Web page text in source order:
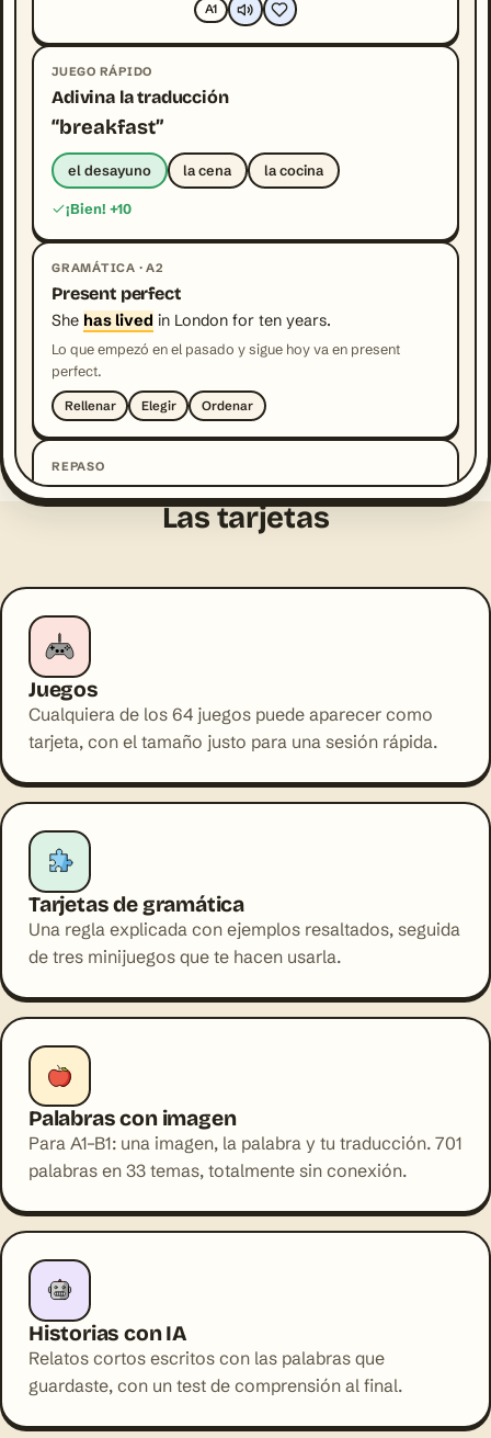
A1
JUEGO RÁPIDO
Adivina la traducción
“breakfast”
el desayuno la cena la cocina
¡Bien! +10
GRAMÁTICA · A2
Present perfect
She has lived in London for ten years.
Lo que empezó en el pasado y sigue hoy va en present
perfect.
Rellenar Elegir Ordenar
REPASO
¿Todavía te acuerdas de esta?
the breakfast
HISTORIA DE IA CON TUS PALABRAS
The Saturday Market
PALABRA DE TU NIVEL
the breakfast
JUEGO RÁPIDO
Adivina la traducción
“breakfast”
¡Bien! +10
GRAMÁTICA · A2
Present perfect
Shehas lived in London for ten years.
Lo que empezó en el pasado y sigue hoy va en present
Las tarjetas
Juegos
Cualquiera de los 64 juegos puede aparecer como
tarjeta, con el tamaño justo para una sesión rápida.
Tarjetas de gramática
Una regla explicada con ejemplos resaltados, seguida
de tres minijuegos que te hacen usarla.
Palabras con imagen
Para A1–B1: una imagen, la palabra y tu traducción. 701
palabras en 33 temas, totalmente sin conexión.
Historias con IA
Relatos cortos escritos con las palabras que
guardaste, con un test de comprensión al final.